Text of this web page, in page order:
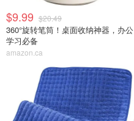
$9.99 $20.49
360°旋转笔筒！桌面收纳神器，办公
学习必备
amazon.ca